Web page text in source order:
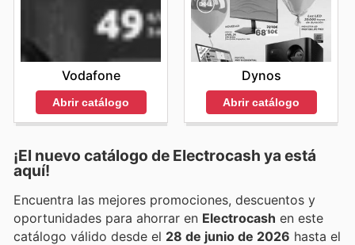
Vodafone
Abrir catálogo
Dynos
Abrir catálogo
¡El nuevo catálogo de Electrocash ya está
aquí!
Encuentra las mejores promociones, descuentos y
oportunidades para ahorrar en Electrocash en este
catálogo válido desde el 28 de junio de 2026 hasta el